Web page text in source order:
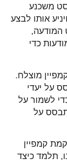
משכנע
אותו לבצע
המודעה,
כדי
מוצלח.
על יעדי
לשמור על
על
קמפיין
תלמד כיצד